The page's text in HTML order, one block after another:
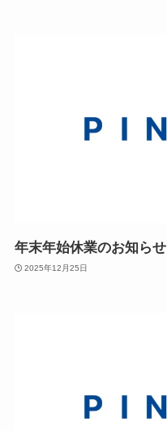
年末年始休業のお知らせ
2025年12月25日